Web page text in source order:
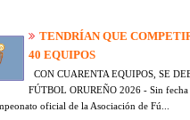
TENDRÍAN QUE
40 EQUIPOS
CON CUARENTA EQUIPOS, SE
FÚTBOL ORUREÑO 2026 - Sin
oficial de la Asociación de Fú...